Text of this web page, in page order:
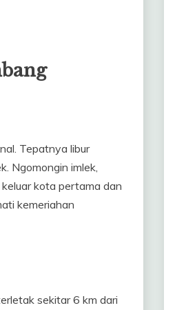
Tepatnya libur
Ngomongin imlek,
kota pertama dan
kemeriahan
sekitar 6 km dari